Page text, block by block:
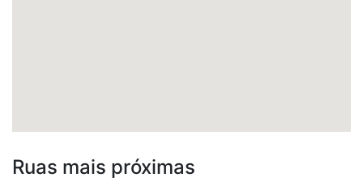
Ruas mais próximas